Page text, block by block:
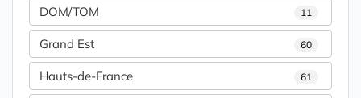
DOM/TOM 11
Grand Est 60
Hauts-de-France 61